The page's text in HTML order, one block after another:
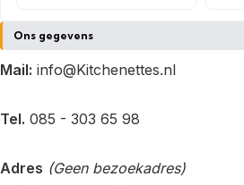
Ons gegevens
Mail: info@Kitchenettes.nl
Tel. 085 - 303 65 98
Adres (Geen bezoekadres)